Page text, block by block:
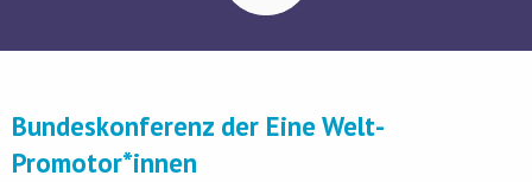
Bundeskonferenz der Eine Welt-
Promotor*innen